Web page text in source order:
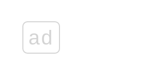
ad